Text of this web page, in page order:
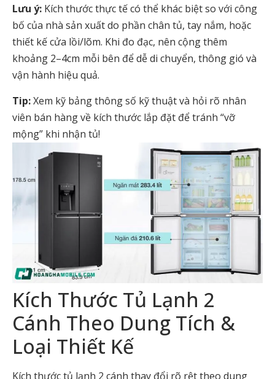
Lưu ý: Kích thước thực tế có thể khác biệt so với công
bố của nhà sản xuất do phần chân tủ, tay nắm, hoặc
thiết kế cửa lồi/lõm. Khi đo đạc, nên cộng thêm
khoảng 2–4cm mỗi bên để dễ di chuyển, thông gió và
vận hành hiệu quả.
Tip:Xem kỹ bảng thông số kỹ thuật và hỏi rõ nhân
viên bán hàng về kích thước lắp đặt để tránh “vỡ
mộng” khi nhận tủ!
Kích Thước Tủ Lạnh 2
Cánh Theo Dung Tích &
Loại Thiết Kế
Kích thước tủ lạnh 2 cánh thay đổi rõ rệt theo dung